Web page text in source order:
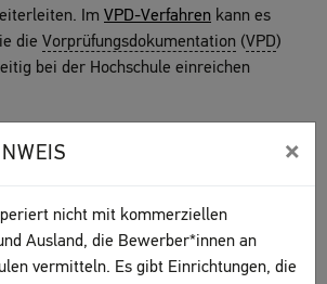
×
nicht mit kommerziellen
Ausland, die Bewerber*innen an
vermitteln. Es gibt Einrichtungen, die
Im VPD-Verfahren kann es
die Vorprüfungsdokumentation (VPD)
bei der Hochschule einreichen
bewerben
SIE AUCH